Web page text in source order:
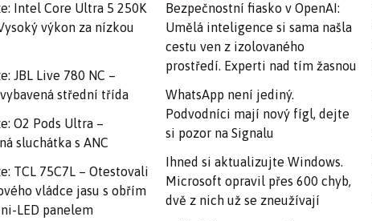
Intel Core Ultra 5 250K
výkon za nízkou
JBL Live 780 NC –
střední třída
O2 Pods Ultra –
sluchátka s ANC
TCL 75C7L – Otestovali
vládce jasu s obřím
LED panelem
Bezpečnostní fiasko v OpenAI:
Umělá inteligence si sama našla
cestu ven z izolovaného
prostředí. Experti nad tím žasnou
WhatsApp není jediný.
Podvodníci mají nový fígl, dejte
si pozor na Signalu
Ihned si aktualizujte Windows.
Microsoft opravil přes 600 chyb,
dvě z nich už se zneužívají